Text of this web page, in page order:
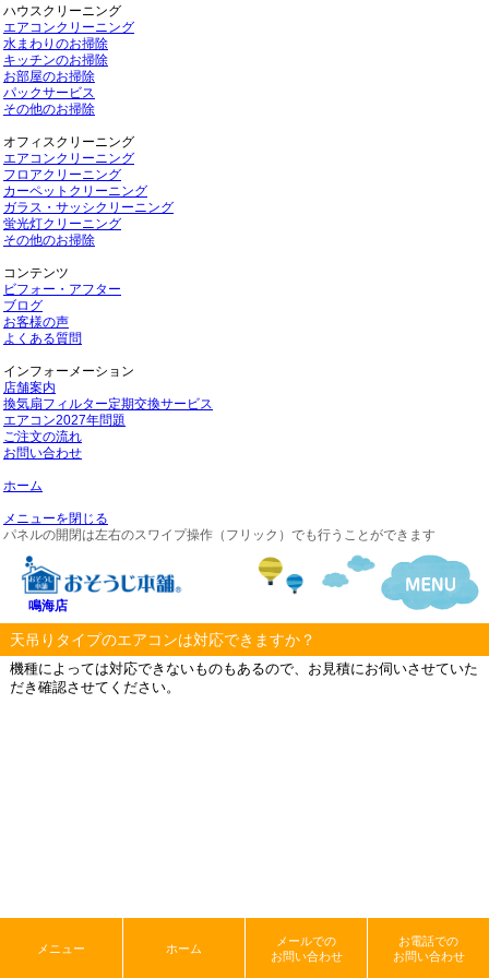
ハウスクリーニング
エアコンクリーニング
水まわりのお掃除
キッチンのお掃除
お部屋のお掃除
パックサービス
その他のお掃除
オフィスクリーニング
エアコンクリーニング
フロアクリーニング
カーペットクリーニング
ガラス・サッシクリーニング
蛍光灯クリーニング
その他のお掃除
コンテンツ
ビフォー・アフター
ブログ
お客様の声
よくある質問
インフォーメーション
店舗案内
換気扇フィルター定期交換サービス
エアコン2027年問題
ご注文の流れ
お問い合わせ
ホーム
メニューを閉じる
パネルの開閉は左右のスワイプ操作（フリック）でも行うことができます
鳴海店
天吊りタイプのエアコンは対応できますか？
機種によっては対応できないものもあるので、お見積にお伺いさせていた
だき確認させてください。
メニュー ホーム
メールでの
お問い合わせ
お電話での
お問い合わせ